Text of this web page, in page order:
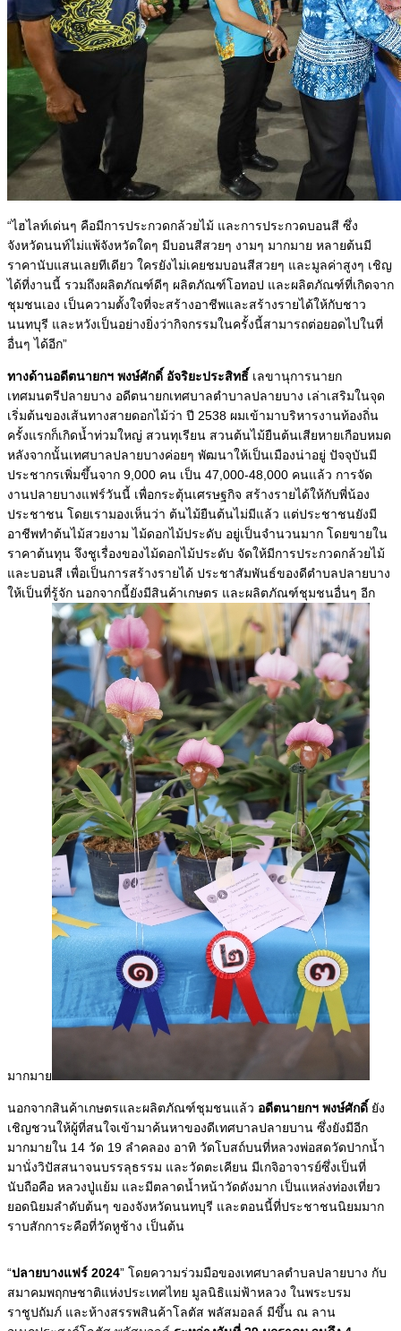
“ไฮไลท์เด่นๆ คือมีการประกวดกล้วยไม้ และการประกวดบอนสี ซึ่ง
จังหวัดนนท์ไม่แพ้จังหวัดใดๆ มีบอนสีสวยๆ งามๆ มากมาย หลายต้นมี
ราคานับแสนเลยทีเดียว ใครยังไม่เคยชมบอนสีสวยๆ และมูลค่าสูงๆ เชิญ
ได้ที่งานนี้ รวมถึงผลิตภัณฑ์ดีๆ ผลิตภัณฑ์โอทอป และผลิตภัณฑ์ที่เกิดจาก
ชุมชนเอง เป็นความตั้งใจที่จะสร้างอาชีพและสร้างรายได้ให้กับชาว
นนทบุรี และหวังเป็นอย่างยิ่งว่ากิจกรรมในครั้งนี้สามารถต่อยอดไปในที่
อื่นๆ ได้อีก”
ทางด้านอดีตนายกฯ พงษ์ศักดิ์ อัจริยะประสิทธิ์ เลขานุการนายก
เทศมนตรีปลายบาง อดีตนายกเทศบาลตำบาลปลายบาง เล่าเสริมในจุด
เริ่มต้นของเส้นทางสายดอกไม้ว่า ปี 2538 ผมเข้ามาบริหารงานท้องถิ่น
ครั้งแรกก็เกิดน้ำท่วมใหญ่ สวนทุเรียน สวนต้นไม้ยืนต้นเสียหายเกือบหมด
หลังจากนั้นเทศบาลปลายบางค่อยๆ พัฒนาให้เป็นเมืองน่าอยู่ ปัจจุบันมี
ประชากรเพิ่มขึ้นจาก 9,000 คน เป็น 47,000-48,000 คนแล้ว การจัด
งานปลายบางแฟร์วันนี้ เพื่อกระตุ้นเศรษฐกิจ สร้างรายได้ให้กับพี่น้อง
ประชาชน โดยเรามองเห็นว่า ต้นไม้ยืนต้นไม่มีแล้ว แต่ประชาชนยังมี
อาชีพทำต้นไม้สวยงาม ไม้ดอกไม้ประดับ อยู่เป็นจำนวนมาก โดยขายใน
ราคาต้นทุน จึงชูเรื่องของไม้ดอกไม้ประดับ จัดให้มีการประกวดกล้วยไม้
และบอนสี เพื่อเป็นการสร้างรายได้ ประชาสัมพันธ์ของดีตำบลปลายบาง
ให้เป็นที่รู้จัก นอกจากนี้ยังมีสินค้าเกษตร และผลิตภัณฑ์ชุมชนอื่นๆ อีก
มากมาย
นอกจากสินค้าเกษตรและผลิตภัณฑ์ชุมชนแล้ว อดีตนายกฯ พงษ์ศักดิ์ ยัง
เชิญชวนให้ผู้ที่สนใจเข้ามาค้นหาของดีเทศบาลปลายบาน ซึ่งยังมีอีก
มากมายใน 14 วัด 19 ลำคลอง อาทิ วัดโบสถ์บนที่หลวงพ่อสดวัดปากน้ำ
มานั่งวิปัสสนาจนบรรลุธรรม และวัดตะเคียน มีเกจิอาจารย์ซึ่งเป็นที่
นับถือคือ หลวงปู่แย้ม และมีตลาดน้ำหน้าวัดดังมาก เป็นแหล่งท่องเที่ยว
ยอดนิยมลำดับต้นๆ ของจังหวัดนนทบุรี และตอนนี้ที่ประชาชนนิยมมาก
ราบสักการะคือที่วัดหูช้าง เป็นต้น
“ปลายบางแฟร์ 2024” โดยความร่วมมือของเทศบาลตำบลปลายบาง กับ
สมาคมพฤกษชาติแห่งประเทศไทย มูลนิธิแม่ฟ้าหลวง ในพระบรม
ราชูปถัมภ์ และห้างสรรพสินค้าโลตัส พลัสมอลล์ มีขึ้น ณ ลาน